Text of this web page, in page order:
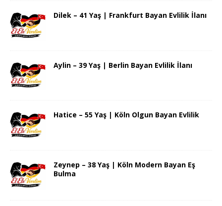
Dilek – 41 Yaş | Frankfurt Bayan Evlilik İlanı
Aylin – 39 Yaş | Berlin Bayan Evlilik İlanı
Hatice – 55 Yaş | Köln Olgun Bayan Evlilik
Zeynep – 38 Yaş | Köln Modern Bayan Eş
Bulma